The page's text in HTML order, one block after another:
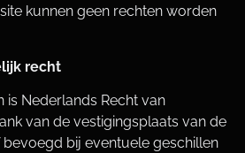
kunnen geen rechten worden
recht
Nederlands Recht van
van de vestigingsplaats van de
bevoegd bij eventuele geschillen